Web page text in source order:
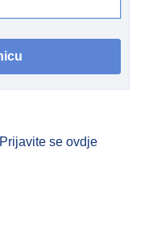
Prijavite se ovdje